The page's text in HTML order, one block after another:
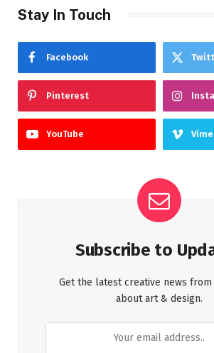
Stay In Touch
Facebook
Pinterest
YouTube
Subscribe to
Get the latest creative news from
about art & design.